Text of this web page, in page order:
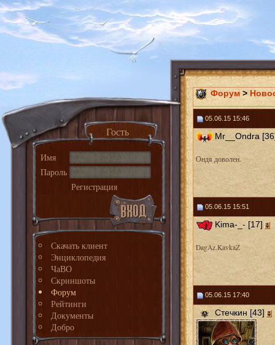
Гость
Имя
Пароль
Регистрация
Скачать клиент
Энциклопедия
ЧаВО
Скриншоты
Форум
Рейтинги
Документы
Добро
Форум >
05.06.15 15:46
Mr__Ondra
Ондя доволен.
05.06.15 15:51
Kima-_- [17]
DagAz.KavkaZ
05.06.15 17:40
Стечкин [43]